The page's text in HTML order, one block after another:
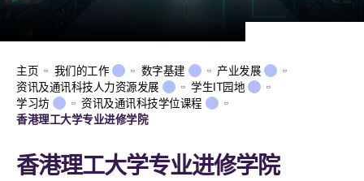
主页 我们的工作 数字基建
产业发展
资讯及通讯科技人力资源发展
学生IT园地
学习坊
资讯及通讯科技学位课程
香港理工大学专业进修学院
香港理工大学专业进修学院